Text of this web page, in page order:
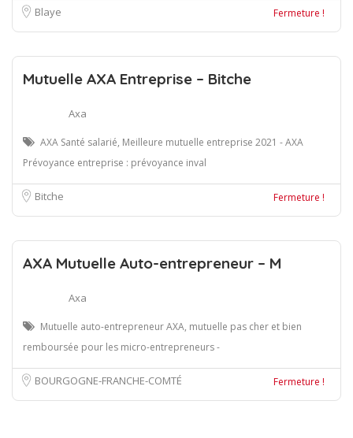
Blaye Fermeture !
Mutuelle AXA Entreprise – Bitche
Axa
AXA Santé salarié, Meilleure mutuelle entreprise 2021 - AXA
Prévoyance entreprise : prévoyance inval
Bitche Fermeture !
AXA Mutuelle Auto-entrepreneur – M
Axa
Mutuelle auto-entrepreneur AXA, mutuelle pas cher et bien
remboursée pour les micro-entrepreneurs -
BOURGOGNE-FRANCHE-COMTÉ Fermeture !